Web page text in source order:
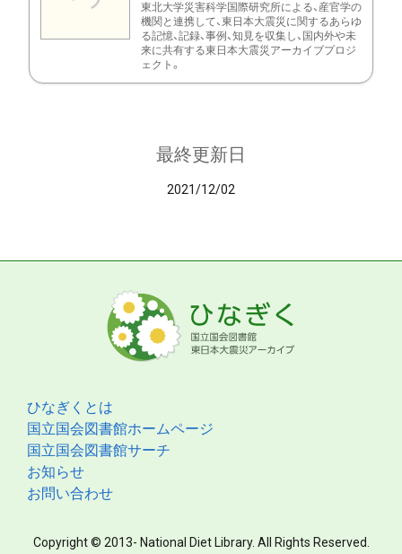
東北大学災害科学国際研究所による、産官学の
機関と連携して、東日本大震災に関するあらゆ
る記憶、記録、事例、知見を収集し、国内外や未
来に共有する東日本大震災アーカイブプロジ
ェクト。
最終更新日
2021/12/02
ひなぎくとは
国立国会図書館ホームページ
国立国会図書館サーチ
お知らせ
お問い合わせ
Copyright © 2013- National Diet Library. All Rights Reserved.